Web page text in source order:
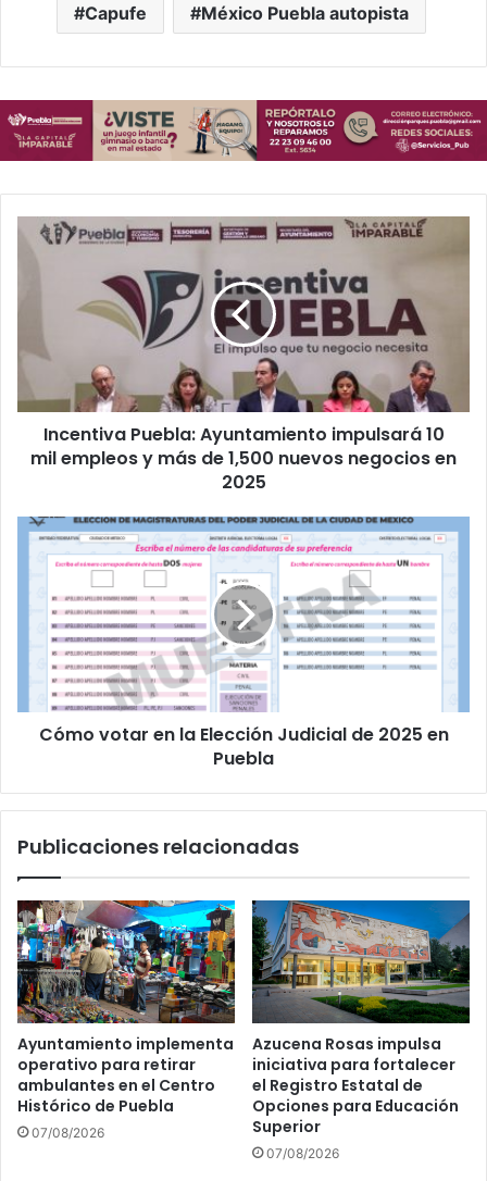
Capufe México Puebla autopista
Incentiva
Puebla:
empleos
más
1,500
en
2025
Incentiva Puebla: Ayuntamiento impulsará 10
mil empleos y más de 1,500 nuevos negocios en
2025
Cómo
Elección
Judicial
en
Puebla
Cómo votar en la Elección Judicial de 2025 en
Puebla
Publicaciones relacionadas
Ayuntamiento implementa
operativo para retirar
ambulantes en el Centro
Histórico de Puebla
07/08/2026
Azucena Rosas impulsa
iniciativa para fortalecer
el Registro Estatal de
Opciones para Educación
Superior
07/08/2026